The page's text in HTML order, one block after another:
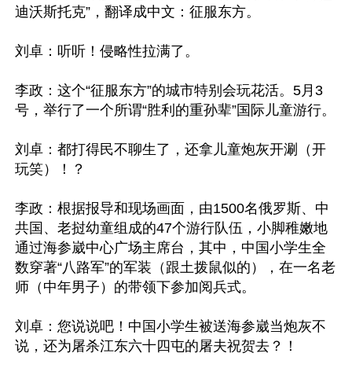
迪沃斯托克”，翻译成中文：征服东方。
刘卓：听听！侵略性拉满了。
李政：这个“征服东方”的城市特别会玩花活。5月3
号，举行了一个所谓“胜利的重孙辈”国际儿童游行。
刘卓：都打得民不聊生了，还拿儿童炮灰开涮（开
玩笑）！？
李政：根据报导和现场画面，由1500名俄罗斯、中
共国、老挝幼童组成的47个游行队伍，小脚稚嫩地
通过海参崴中心广场主席台，其中，中国小学生全
数穿著“八路军”的军装（跟土拨鼠似的），在一名老
师（中年男子）的带领下参加阅兵式。
刘卓：您说说吧！中国小学生被送海参崴当炮灰不
说，还为屠杀江东六十四屯的屠夫祝贺去？！